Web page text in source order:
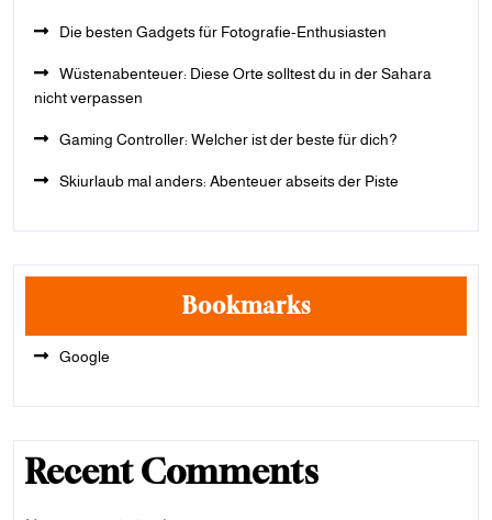
Die besten Gadgets für Fotografie-Enthusiasten
Wüstenabenteuer: Diese Orte solltest du in der Sahara
nicht verpassen
Gaming Controller: Welcher ist der beste für dich?
Skiurlaub mal anders: Abenteuer abseits der Piste
Bookmarks
Google
Recent Comments